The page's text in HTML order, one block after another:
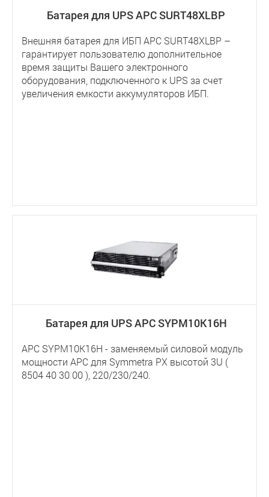
Батарея для UPS APC SURT48XLBP
Внешняя батарея для ИБП APC SURT48XLBP –
гарантирует пользователю дополнительное
время защиты Вашего электронного
оборудования, подключенного к UPS за счет
увеличения емкости аккумуляторов ИБП.
Батарея для UPS APC SYPM10K16H
АРС SYPM10K16H - заменяемый силовой модуль
мощности APC для Symmetra PX высотой 3U (
8504 40 30 00 ), 220/230/240.